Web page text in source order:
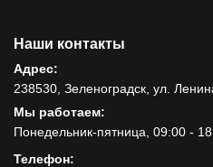
Наши контакты
Адрес:
238530, Зеленоградск, ул.
Мы работаем:
Понедельник-пятница, 09:00 -
Телефон: